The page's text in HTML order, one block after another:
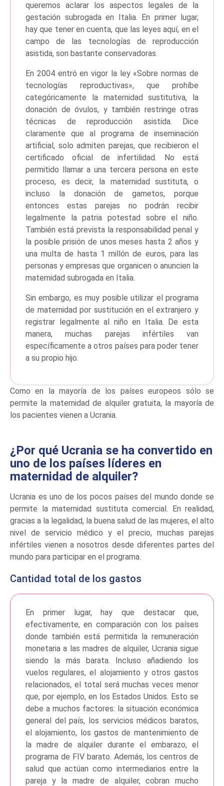
queremos aclarar los aspectos legales de la
gestación subrogada en Italia. En primer lugar,
hay que tener en cuenta, que las leyes aquí, en el
campo de las tecnologías de reproducción
asistida, son bastante conservadoras.
En 2004 entró en vigor la ley «Sobre normas de
tecnologías reproductivas», que prohíbe
categóricamente la maternidad sustitutiva, la
donación de óvulos, y también restringe otras
técnicas de reproducción asistida. Dice
claramente que al programa de inseminación
artificial, solo admiten parejas, que recibieron el
certificado oficial de infertilidad. No está
permitido llamar a una tercera persona en este
proceso, es decir, la maternidad sustituta, o
incluso la donación de gametos, porque
entonces estas parejas no podrán recibir
legalmente la patria potestad sobre el niño.
También está prevista la responsabilidad penal y
la posible prisión de unos meses hasta 2 años y
una multa de hasta 1 millón de euros, para las
personas y empresas que organicen o anuncien la
maternidad subrogada en Italia.
Sin embargo, es muy posible utilizar el programa
de maternidad por sustitución en el extranjero y
registrar legalmente al niño en Italia. De esta
manera, muchas parejas infértiles van
específicamente a otros países para poder tener
a su propio hijo.
Como en la mayoría de los países europeos sólo se
permite la maternidad de alquiler gratuita, la mayoría de
los pacientes vienen a Ucrania.
¿Por qué Ucrania se ha convertido en
uno de los países líderes en
maternidad de alquiler?
Ucrania es uno de los pocos países del mundo donde se
permite la maternidad sustituta comercial. En realidad,
gracias a la legalidad, la buena salud de las mujeres, el alto
nivel de servicio médico y el precio, muchas parejas
infértiles vienen a nosotros desde diferentes partes del
mundo para participar en el programa.
Cantidad total de los gastos
En primer lugar, hay que destacar que,
efectivamente, en comparación con los países
donde también está permitida la remuneración
monetaria a las madres de alquiler, Ucrania sigue
siendo la más barata. Incluso añadiendo los
vuelos regulares, el alojamiento y otros gastos
relacionados, el total será muchas veces menor
que, por ejemplo, en los Estados Unidos. Esto se
debe a muchos factores: la situación económica
general del país, los servicios médicos baratos,
el alojamiento, los gastos de mantenimiento de
la madre de alquiler durante el embarazo, el
programa de FIV barato. Además, los centros de
salud que actúan como intermediarios entre la
pareja y la madre de alquiler, cobran mucho